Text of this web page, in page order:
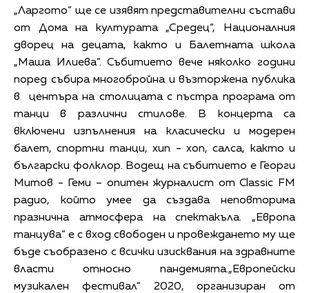
„Ларгото“ ще се изявят представителни състави
от Дома на културата „Средец“, Националния
дворец на децата, както и Балетната школа
„Маша Илиева“. Събитието вече няколко години
поред събира многобройна и възторжена публика
в центъра на столицата с пъстра програма от
танци в различни стилове. В концерта са
включени изпълнения на класически и модерен
балет, спортни танци, хип - хоп, салса, както и
български фолклор. Водещ на събитието е Георги
Митов - Геми – опитен журналист от Classic FM
радио, който умее да създава неповторима
празнична атмосфера на спектакъла. „Европа
танцува“ е с вход свободен и провеждането му ще
бъде съобразено с всички изисквания на здравните
власти относно пандемията.„Европейски
музикален фестивал“ 2020, организиран от